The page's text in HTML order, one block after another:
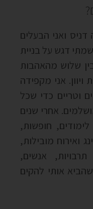
דניס ואני הבעלים
דגש על בניית
שלוש מהאהבות
אני מקפידה
וטריים כדי שכל
אחרי שנים
חופשות,
ואירוח מובילות,
אנשים,
אותי להקים